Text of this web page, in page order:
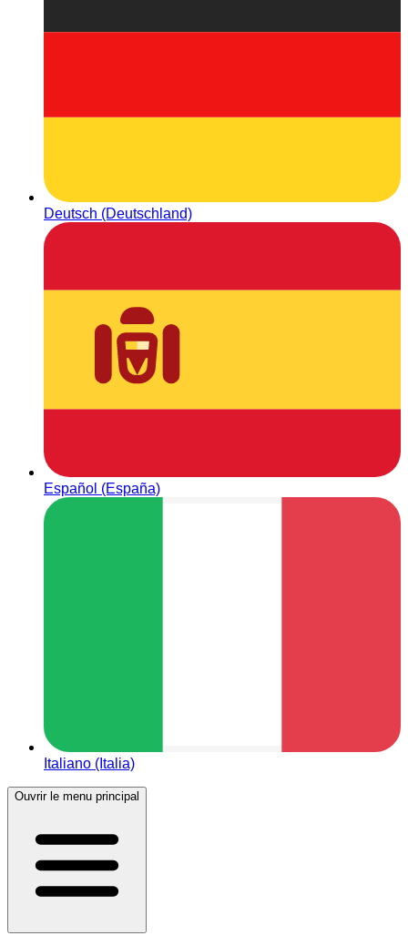
Deutsch (Deutschland)
Español (España)
Italiano (Italia)
Ouvrir le menu principal